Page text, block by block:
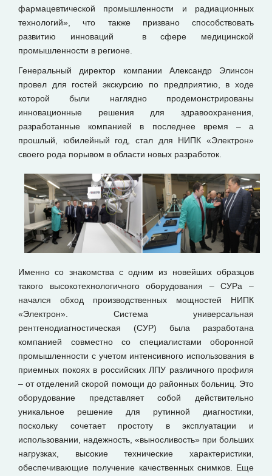
фармацевтической промышленности и радиационных
технологий», что также призвано способствовать
развитию инноваций в сфере медицинской
промышленности в регионе.
Генеральный директор компании Александр Элинсон
провел для гостей экскурсию по предприятию, в ходе
которой были наглядно продемонстрированы
инновационные решения для здравоохранения,
разработанные компанией в последнее время – а
прошлый, юбилейный год, стал для НИПК «Электрон»
своего рода порывом в области новых разработок.
Именно со знакомства с одним из новейших образцов
такого высокотехнологичного оборудования – СУРа –
начался обход производственных мощностей НИПК
«Электрон». Система универсальная
рентгенодиагностическая (СУР) была разработана
компанией совместно со специалистами оборонной
промышленности с учетом интенсивного использования в
приемных покоях в российских ЛПУ различного профиля
– от отделений скорой помощи до районных больниц. Это
оборудование представляет собой действительно
уникальное решение для рутинной диагностики,
поскольку сочетает простоту в эксплуатации и
использовании, надежность, «выносливость» при больших
нагрузках, высокие технические характеристики,
обеспечивающие получение качественных снимков. Еще